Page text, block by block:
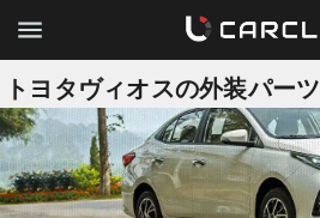
トヨタヴィオスの外装パーツ